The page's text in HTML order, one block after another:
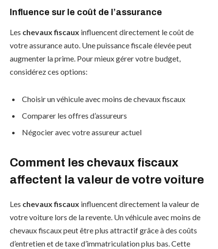
Influence sur le coût de l’assurance
Les chevaux fiscaux influencent directement le coût de
votre assurance auto. Une puissance fiscale élevée peut
augmenter la prime. Pour mieux gérer votre budget,
considérez ces options:
Choisir un véhicule avec moins de chevaux fiscaux
Comparer les offres d’assureurs
Négocier avec votre assureur actuel
Comment les chevaux fiscaux
affectent la valeur de votre voiture
Les chevaux fiscaux influencent directement la valeur de
votre voiture lors de la revente. Un véhicule avec moins de
chevaux fiscaux peut être plus attractif grâce à des coûts
d’entretien et de taxe d’immatriculation plus bas. Cette